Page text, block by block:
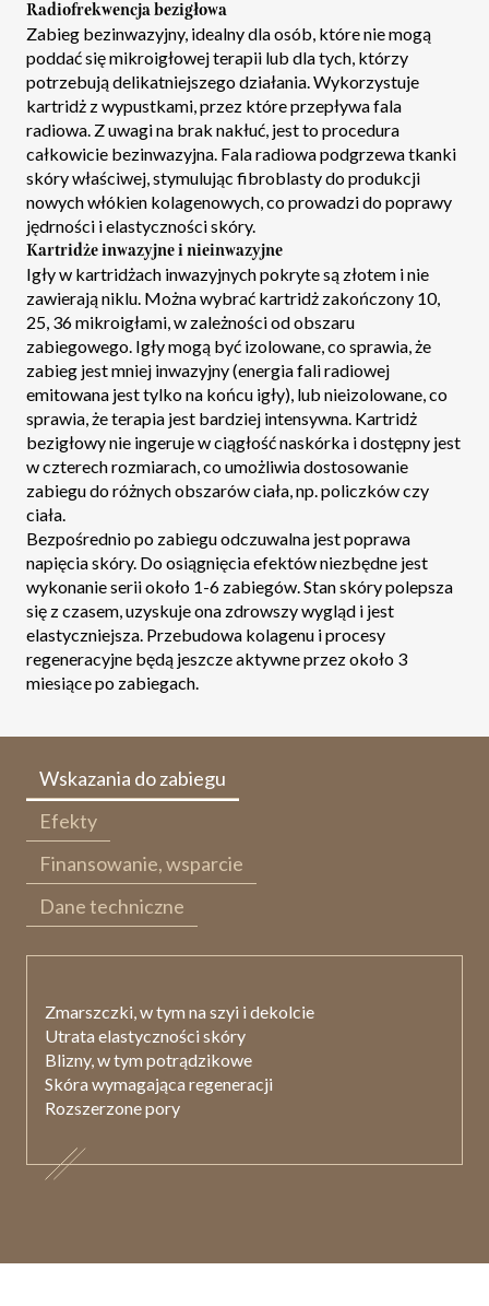
Radiofrekwencja bezigłowa
Zabieg bezinwazyjny, idealny dla osób, które nie mogą
poddać się mikroigłowej terapii lub dla tych, którzy
potrzebują delikatniejszego działania. Wykorzystuje
kartridż z wypustkami, przez które przepływa fala
radiowa. Z uwagi na brak nakłuć, jest to procedura
całkowicie bezinwazyjna. Fala radiowa podgrzewa tkanki
skóry właściwej, stymulując fibroblasty do produkcji
nowych włókien kolagenowych, co prowadzi do poprawy
jędrności i elastyczności skóry.
Kartridże inwazyjne i nieinwazyjne
Igły w kartridżach inwazyjnych pokryte są złotem i nie
zawierają niklu. Można wybrać kartridż zakończony 10,
25, 36 mikroigłami, w zależności od obszaru
zabiegowego. Igły mogą być izolowane, co sprawia, że
zabieg jest mniej inwazyjny (energia fali radiowej
emitowana jest tylko na końcu igły), lub nieizolowane, co
sprawia, że terapia jest bardziej intensywna. Kartridż
bezigłowy nie ingeruje w ciągłość naskórka i dostępny jest
w czterech rozmiarach, co umożliwia dostosowanie
zabiegu do różnych obszarów ciała, np. policzków czy
ciała.
Bezpośrednio po zabiegu odczuwalna jest poprawa
napięcia skóry. Do osiągnięcia efektów niezbędne jest
wykonanie serii około 1-6 zabiegów. Stan skóry polepsza
się z czasem, uzyskuje ona zdrowszy wygląd i jest
elastyczniejsza. Przebudowa kolagenu i procesy
regeneracyjne będą jeszcze aktywne przez około 3
miesiące po zabiegach.
Wskazania do zabiegu
Efekty
Finansowanie, wsparcie
Dane techniczne
Zmarszczki, w tym na szyi i dekolcie
Utrata elastyczności skóry
Blizny, w tym potrądzikowe
Skóra wymagająca regeneracji
Rozszerzone pory